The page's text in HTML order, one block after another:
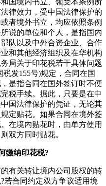
律效力，受中国法律保护的
者境外书立，均应依照条例
说的单位和个人，是指国内
队以及中外合资企业、合作
和其他经济组织及在华机构
局关于印花税若干具体问题
发155号)规定，合同在国
是指合同在国外签订时不便
税手续。据此，只要是在中
国法律保护的凭证，无论其
定贴花。如果合同在境外签
在境内贴花时，由单方使用
双方同时贴花。
缴纳印花税?
有关转让境内公司股权的转
若合同约定双方争议适用境